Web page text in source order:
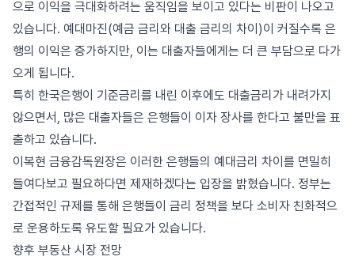
으로 이익을 극대화하려는 움직임을 보이고 있다는 비판이 나오고
있습니다. 예대마진(예금 금리와 대출 금리의 차이)이 커질수록 은
행의 이익은 증가하지만, 이는 대출자들에게는 더 큰 부담으로 다가
오게 됩니다.
특히 한국은행이 기준금리를 내린 이후에도 대출금리가 내려가지
않으면서, 많은 대출자들은 은행들이 이자 장사를 한다고 불만을 표
출하고 있습니다.
이복현 금융감독원장은 이러한 은행들의 예대금리 차이를 면밀히
들여다보고 필요하다면 제재하겠다는 입장을 밝혔습니다. 정부는
간접적인 규제를 통해 은행들이 금리 정책을 보다 소비자 친화적으
로 운용하도록 유도할 필요가 있습니다.
향후 부동산 시장 전망